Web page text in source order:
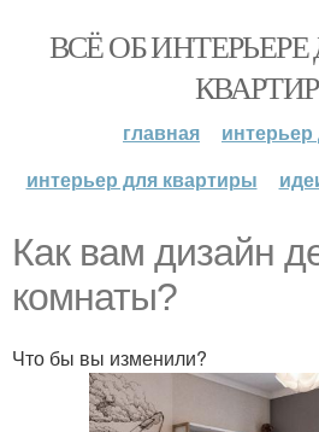
ВСЁ ОБ
главная
интерьер для квартиры
Как вам дизайн
комнаты?
Что бы вы изменили?